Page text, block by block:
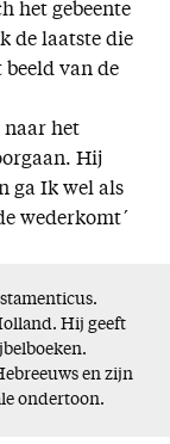
het gebeente
de laatste die
van de
naar het
Hij
ga Ik wel als
wederkomt´
Hij geeft
en zijn
ondertoon.